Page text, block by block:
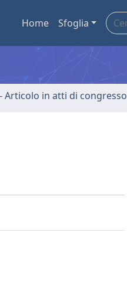
Home Sfoglia
Articolo in atti di congresso